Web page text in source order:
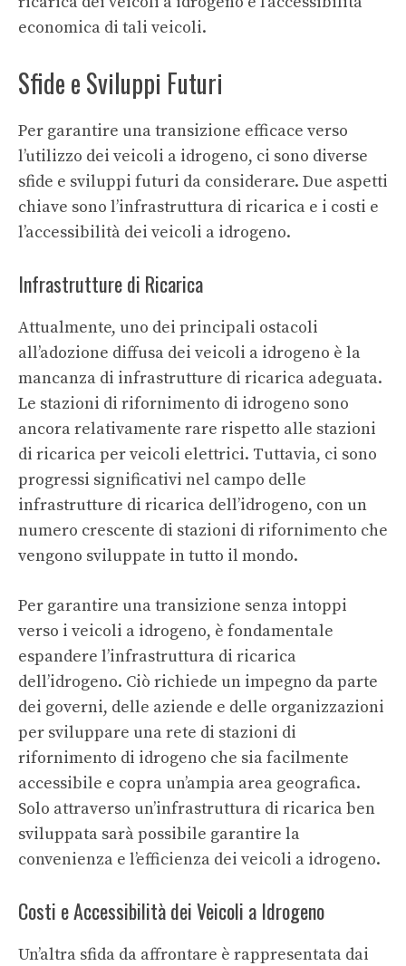
economica di tali veicoli.
Sfide e Sviluppi Futuri
Per garantire una transizione efficace verso
l’utilizzo dei veicoli a idrogeno, ci sono diverse
sfide e sviluppi futuri da considerare. Due aspetti
chiave sono l’infrastruttura di ricarica e i costi e
l’accessibilità dei veicoli a idrogeno.
Infrastrutture di Ricarica
Attualmente, uno dei principali ostacoli
all’adozione diffusa dei veicoli a idrogeno è la
mancanza di infrastrutture di ricarica adeguata.
Le stazioni di rifornimento di idrogeno sono
ancora relativamente rare rispetto alle stazioni
di ricarica per veicoli elettrici. Tuttavia, ci sono
progressi significativi nel campo delle
infrastrutture di ricarica dell’idrogeno, con un
numero crescente di stazioni di rifornimento che
vengono sviluppate in tutto il mondo.
Per garantire una transizione senza intoppi
verso i veicoli a idrogeno, è fondamentale
espandere l’infrastruttura di ricarica
dell’idrogeno. Ciò richiede un impegno da parte
dei governi, delle aziende e delle organizzazioni
per sviluppare una rete di stazioni di
rifornimento di idrogeno che sia facilmente
accessibile e copra un’ampia area geografica.
Solo attraverso un’infrastruttura di ricarica ben
sviluppata sarà possibile garantire la
convenienza e l’efficienza dei veicoli a idrogeno.
Costi e Accessibilità dei Veicoli a Idrogeno
Un’altra sfida da affrontare è rappresentata dai